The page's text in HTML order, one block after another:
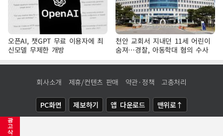
광
고
삭
오픈AI, 챗GPT 무료 이용자에 최
신모델 무제한 개방
천안 교회서 지내던 11세 어린이
숨져…경찰, 아동학대 혐의 수사
회사소개 제휴/컨텐츠 판매 약관·정책 고충처리
PC화면 제보하기 앱 다운로드 맨위로↑